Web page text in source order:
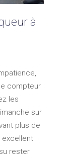
à
compteur
les
sur
plus de
excellent
rester